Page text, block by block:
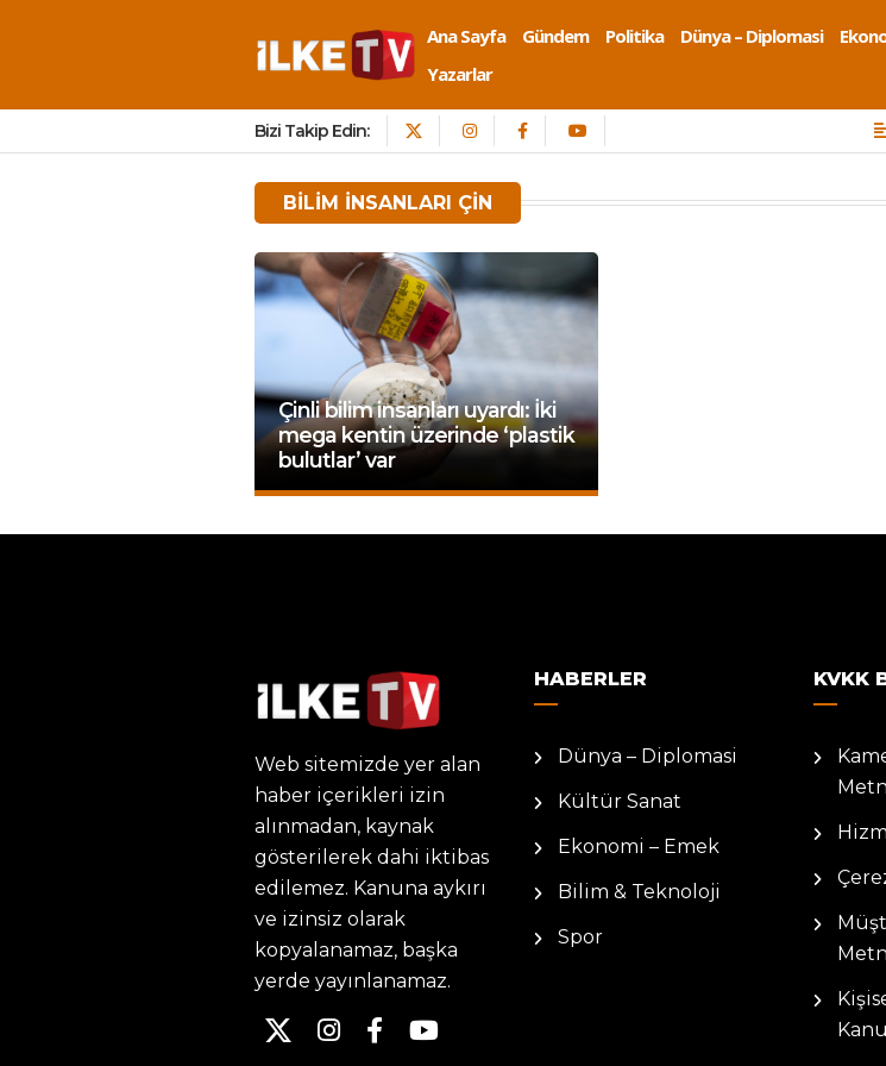
Ana Sayfa Gündem Politika Dünya – Diplomasi
Yazarlar
Bizi Takip Edin:
BILIM INSANLARI ÇIN
Çinli bilim insanları uyardı: İki
mega kentin üzerinde ‘plastik
bulutlar’ var
Web sitemizde yer alan
haber içerikleri izin
alınmadan, kaynak
gösterilerek dahi iktibas
edilemez. Kanuna aykırı
ve izinsiz olarak
kopyalanamaz, başka
yerde yayınlanamaz.
HABERLER
Dünya – Diplomasi
Kültür Sanat
Ekonomi – Emek
Bilim & Teknoloji
Spor
KVKK